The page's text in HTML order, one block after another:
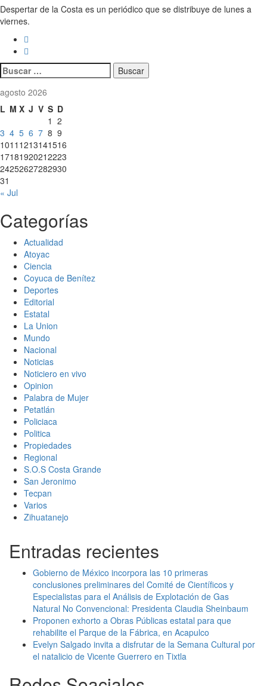
Despertar de la Costa es un periódico que se distribuye de lunes a
viernes.
Buscar:
agosto 2026
L M X J V S D
1 2
3 4 5 6 7 8 9
1011 1213141516
17181920212223
24252627282930
31
« Jul
Categorías
Actualidad
Atoyac
Ciencia
Coyuca de Benítez
Deportes
Editorial
Estatal
La Union
Mundo
Nacional
Noticias
Noticiero en vivo
Opinion
Palabra de Mujer
Petatlán
Policiaca
Politica
Propiedades
Regional
S.O.S Costa Grande
San Jeronimo
Tecpan
Varios
Zihuatanejo
Entradas recientes
Gobierno de México incorpora las 10 primeras
conclusiones preliminares del Comité de Científicos y
Especialistas para el Análisis de Explotación de Gas
Natural No Convencional: Presidenta Claudia Sheinbaum
Proponen exhorto a Obras Públicas estatal para que
rehabilite el Parque de la Fábrica, en Acapulco
Evelyn Salgado invita a disfrutar de la Semana Cultural por
el natalicio de Vicente Guerrero en Tixtla